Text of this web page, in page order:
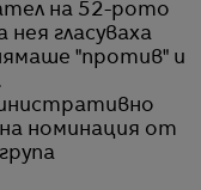
на 52-рото
гласуваха
"против" и
номинация от